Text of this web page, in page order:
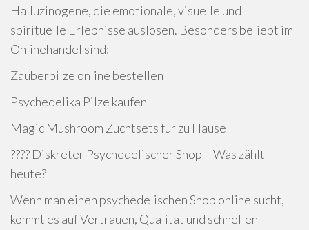
Halluzinogene, die emotionale, visuelle und
spirituelle Erlebnisse auslösen. Besonders beliebt im
Onlinehandel sind:
Zauberpilze online bestellen
Psychedelika Pilze kaufen
Magic Mushroom Zuchtsets für zu Hause
???? Diskreter Psychedelischer Shop – Was zählt
heute?
Wenn man einen psychedelischen Shop online sucht,
kommt es auf Vertrauen, Qualität und schnellen